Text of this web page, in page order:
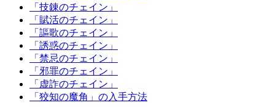
「技錬のチェイン」
「賦活のチェイン」
「謳歌のチェイン」
「誘惑のチェイン」
「禁忌のチェイン」
「邪罪のチェイン」
「虚詐のチェイン」
「狡知の魔角」の入手方法